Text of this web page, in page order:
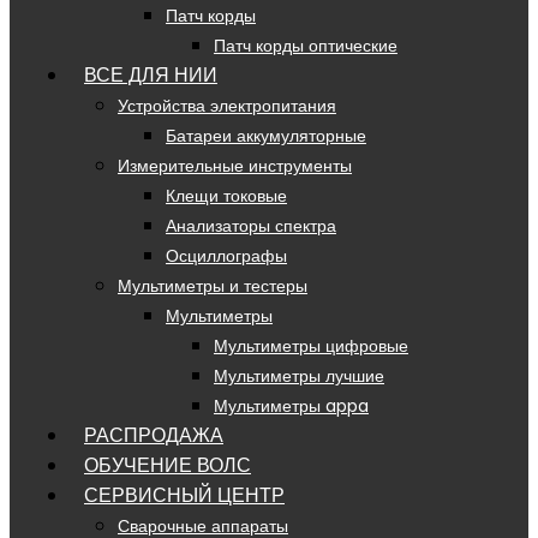
Патч корды
Патч корды оптические
ВСЕ ДЛЯ НИИ
Устройства электропитания
Батареи аккумуляторные
Измерительные инструменты
Клещи токовые
Анализаторы спектра
Осциллографы
Мультиметры и тестеры
Мультиметры
Мультиметры цифровые
Мультиметры лучшие
Мультиметры appa
РАСПРОДАЖА
ОБУЧЕНИЕ ВОЛС
СЕРВИСНЫЙ ЦЕНТР
Сварочные аппараты